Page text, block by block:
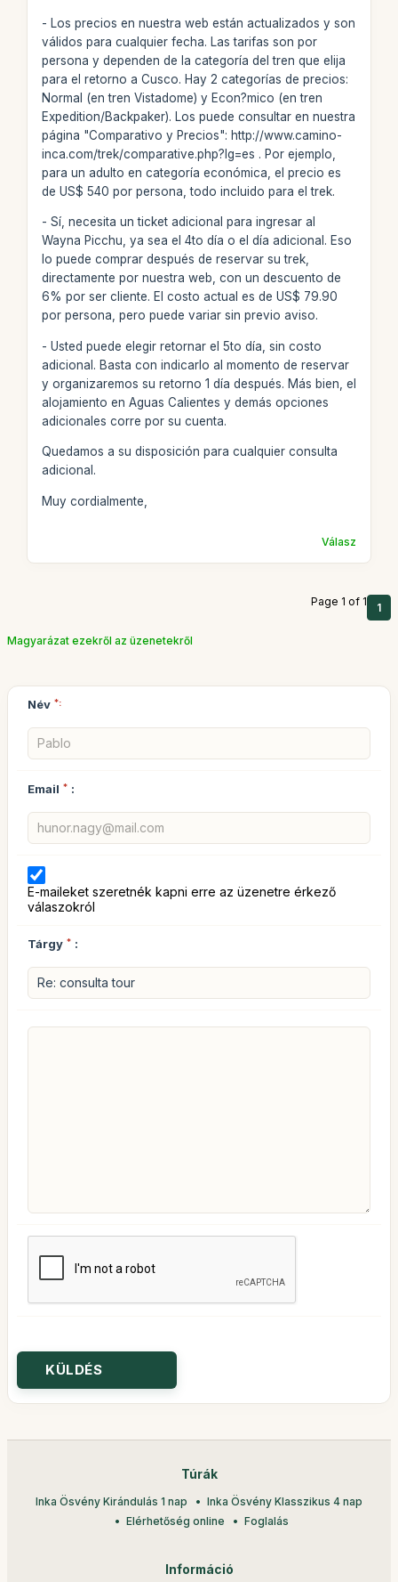
- Los precios en nuestra web están actualizados y son
válidos para cualquier fecha. Las tarifas son por
persona y dependen de la categoría del tren que elija
para el retorno a Cusco. Hay 2 categorías de precios:
Normal (en tren Vistadome) y Econ?mico (en tren
Expedition/Backpaker). Los puede consultar en nuestra
página "Comparativo y Precios": http://www.camino-
inca.com/trek/comparative.php?lg=es . Por ejemplo,
para un adulto en categoría económica, el precio es
de US$ 540 por persona, todo incluido para el trek.
- Sí, necesita un ticket adicional para ingresar al
Wayna Picchu, ya sea el 4to día o el día adicional. Eso
lo puede comprar después de reservar su trek,
directamente por nuestra web, con un descuento de
6% por ser cliente. El costo actual es de US$ 79.90
por persona, pero puede variar sin previo aviso.
- Usted puede elegir retornar el 5to día, sin costo
adicional. Basta con indicarlo al momento de reservar
y organizaremos su retorno 1 día después. Más bien, el
alojamiento en Aguas Calientes y demás opciones
adicionales corre por su cuenta.
Quedamos a su disposición para cualquier consulta
adicional.
Muy cordialmente,
Válasz
Page 1 of 1 1
Magyarázat ezekről az üzenetekről
Név *:
Email * :
E-maileket szeretnék kapni erre az üzenetre érkező
válaszokról
Tárgy * :
Túrák
Inka Ösvény Kirándulás 1 nap
Inka Ösvény Klasszikus 4 nap
Elérhetőség online
Foglalás
Információ